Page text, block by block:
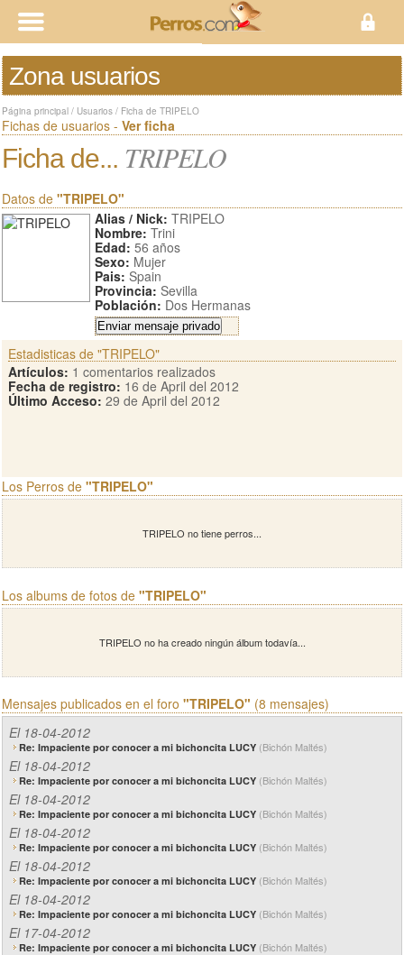
Zona usuarios
Página principal / Usuarios / Ficha de TRIPELO
Fichas de usuarios - Ver ficha
Ficha de... TRIPELO
Datos de "TRIPELO"
Alias / Nick: TRIPELO
Nombre: Trini
Edad: 56 años
Sexo: Mujer
Pais: Spain
Provincia: Sevilla
Población: Dos Hermanas
Estadisticas de "TRIPELO"
Artículos: 1 comentarios realizados
Fecha de registro: 16 de April del 2012
Último Acceso: 29 de April del 2012
Los Perros de "TRIPELO"
TRIPELO no tiene perros...
Los albums de fotos de "TRIPELO"
TRIPELO no ha creado ningún álbum todavía...
Mensajes publicados en el foro "TRIPELO" (8 mensajes)
El 18-04-2012
Re: Impaciente por conocer a mi bichoncita LUCY (Bichón Maltés)
El 18-04-2012
Re: Impaciente por conocer a mi bichoncita LUCY (Bichón Maltés)
El 18-04-2012
Re: Impaciente por conocer a mi bichoncita LUCY (Bichón Maltés)
El 18-04-2012
Re: Impaciente por conocer a mi bichoncita LUCY (Bichón Maltés)
El 18-04-2012
Re: Impaciente por conocer a mi bichoncita LUCY (Bichón Maltés)
El 18-04-2012
Re: Impaciente por conocer a mi bichoncita LUCY (Bichón Maltés)
El 17-04-2012
Re: Impaciente por conocer a mi bichoncita LUCY (Bichón Maltés)